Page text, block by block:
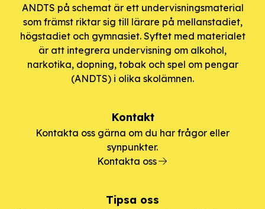
ANDTS på schemat är ett undervisningsmaterial
som främst riktar sig till lärare på mellanstadiet,
högstadiet och gymnasiet. Syftet med materialet
är att integrera undervisning om alkohol,
narkotika, dopning, tobak och spel om pengar
(ANDTS) i olika skolämnen.
Kontakt
Kontakta oss gärna om du har frågor eller
synpunkter.
Kontakta oss
Tipsa oss